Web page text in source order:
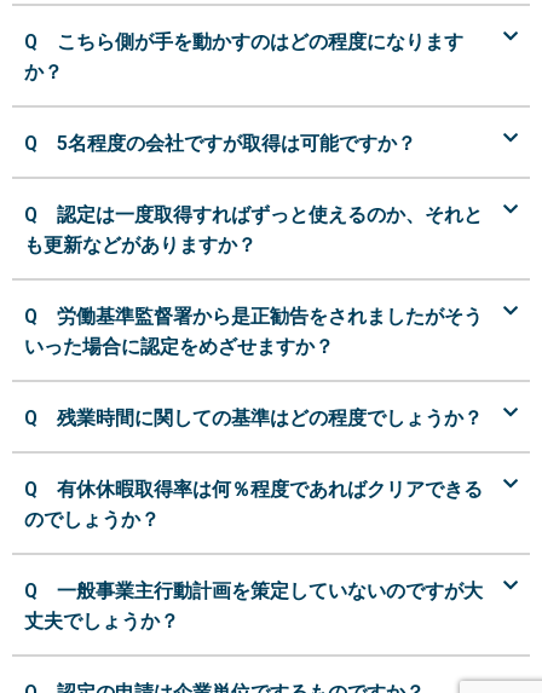
Q こちら側が手を動かすのはどの程度になります
か？
Q 5名程度の会社ですが取得は可能ですか？
Q 認定は一度取得すればずっと使えるのか、それと
も更新などがありますか？
Q 労働基準監督署から是正勧告をされましたがそう
いった場合に認定をめざせますか？
Q 残業時間に関しての基準はどの程度でしょうか？
Q 有休休暇取得率は何％程度であればクリアできる
のでしょうか？
Q 一般事業主行動計画を策定していないのですが大
丈夫でしょうか？